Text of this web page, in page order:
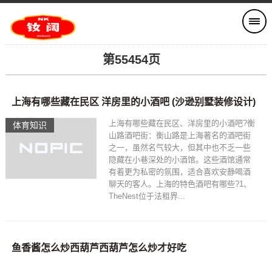
第55454页
体育知识
上海有哪些藏在民区 洋房里的小酒吧 (沙逊别墅装修设计)
上海有哪些藏在民区、洋房里的小酒吧?衡
山路酒吧街：衡山路是上海著名的酒吧街
之一，虽然名气较大，但其中也不乏一些
隐藏在小巷深处的小酒馆。这些酒馆通常
有着更为私密的氛围，适合喜欢安静喝酒
聊天的客人。上海的特色酒吧有哪些?1、
TheNest位于法租界...
鱼香酱怎么炒西葫芦西葫芦怎么炒才好吃